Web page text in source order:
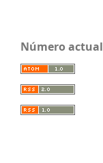
Número actual